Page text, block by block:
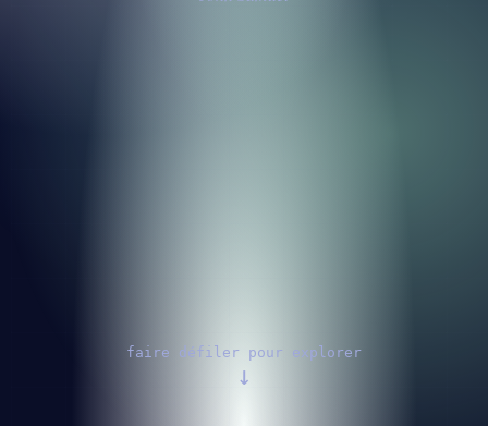
faire défiler pour explorer